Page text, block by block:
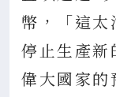
幣，「這太
停止生產新
偉大國家的